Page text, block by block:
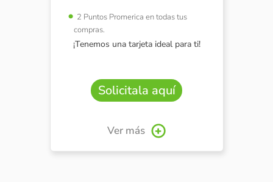
2 Puntos Promerica en todas tus
compras.
¡Tenemos una tarjeta ideal para ti!
Solicitala aquí
Ver más